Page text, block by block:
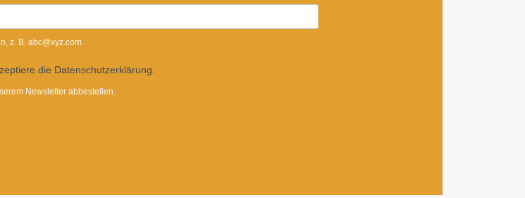
z. B. abc@xyz.com.
die Datenschutzerklärung.
Newsletter abbestellen.